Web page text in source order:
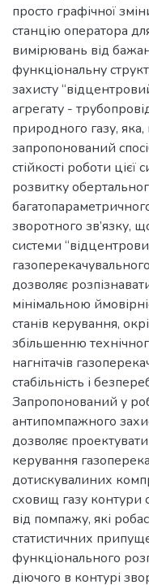
просто графічної
станцію оператора
вимірювань від
функціональну
захисту
агрегату -
природного газу, яка,
запропонований
стійкості роботи цієї
розвитку
зворотного зв’язку,
системи
дозволяє
мінімальною
станів керування,
збільшенню
нагнітачів
стабільність і
Запропонований у
антипомпажного
дозволяє
керування
дотискувалиних
сховищ газу контури
від помпажу, які
статистичних
функціонального
діючого в контурі